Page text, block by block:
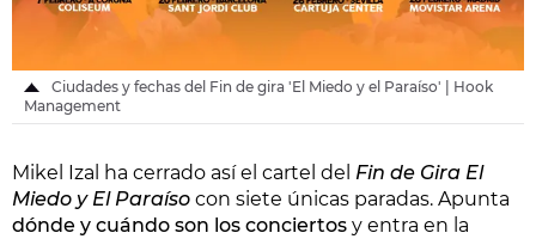
Ciudades y fechas del Fin de gira 'El Miedo y el Paraíso' | Hook
Management
Mikel Izal ha cerrado así el cartel del Fin de Gira El
Miedo y El Paraíso con siete únicas paradas. Apunta
dónde y cuándo son los conciertos y entra en la